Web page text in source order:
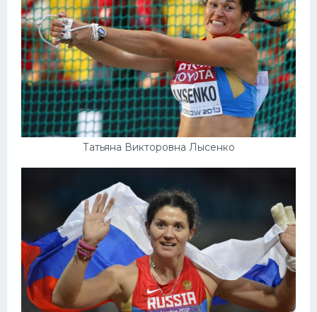
Татьяна Викторовна Лысенко